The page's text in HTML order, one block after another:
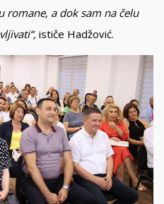
romane, a dok sam na čelu
ističe Hadžović.